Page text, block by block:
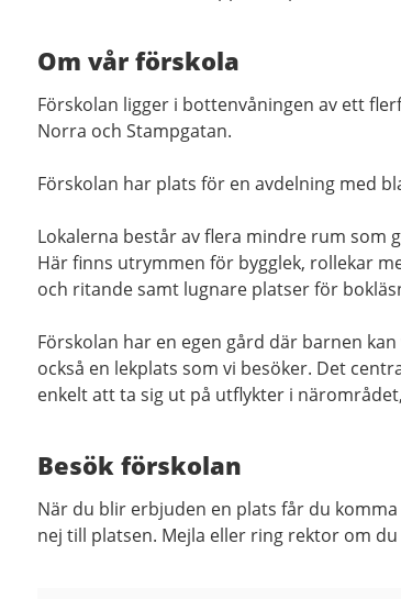
Om vår förskola
Förskolan ligger i bottenvåningen av ett
Norra och Stampgatan.
Förskolan har plats för en avdelning med
Lokalerna består av flera mindre rum som
Här finns utrymmen för bygglek, rollekar
och ritande samt lugnare platser för
Förskolan har en egen gård där barnen
också en lekplats som vi besöker. Det
enkelt att ta sig ut på utflykter i
Besök förskolan
När du blir erbjuden en plats får du
nej till platsen. Mejla eller ring rektor om